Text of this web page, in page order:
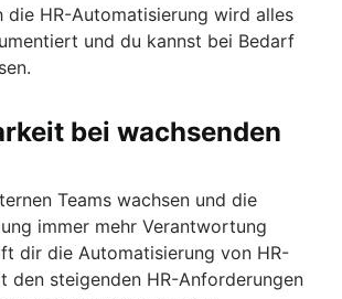
die HR-Automatisierung wird alles
und du kannst bei Bedarf
bei wachsenden
Teams wachsen und die
immer mehr Verantwortung
dir die Automatisierung von HR-
den steigenden HR-Anforderungen